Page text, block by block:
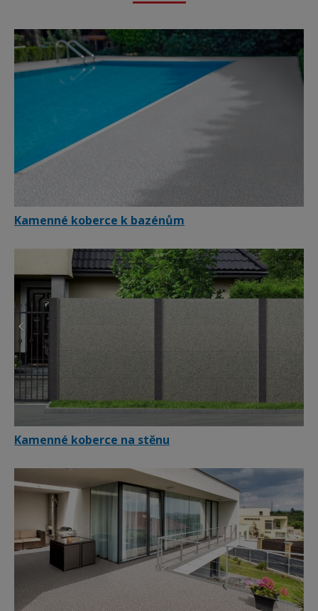
Kamenné koberce k bazénům
Kamenné koberce na stěnu